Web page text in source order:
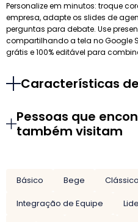
Personalize em minutos: troque
empresa, adapte os slides de
perguntas para debate. Use
compartilhando a tela no Google
grátis e 100% editável para
Características
Pessoas que
também visitam
Básico Bege Clássico
Integração de Equipe